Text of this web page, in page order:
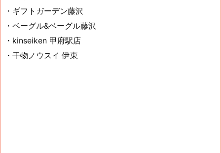
・ギフトガーデン藤沢
・ベーグル&ベーグル藤沢
・kinseiken 甲府駅店
・干物ノウスイ 伊東